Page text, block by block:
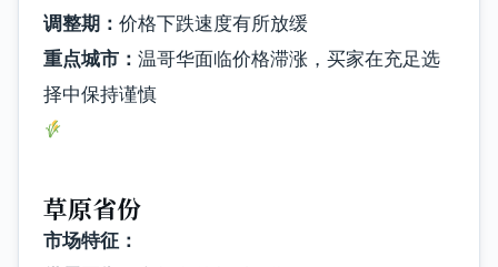
调整期： 价格下跌速度有所放缓
重点城市： 温哥华面临价格滞涨，买家在充足选
择中保持谨慎
草原省份
市场特征：